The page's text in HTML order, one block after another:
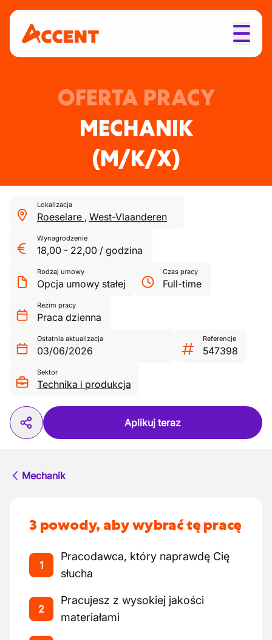
OFERTA PRACY
MECHANIK
(M/K/X)
Lokalizacja
Roeselare , West-Vlaanderen
Wynagrodzenie
18,00 - 22,00 / godzina
Rodzaj umowy
Opcja umowy stałej
Czas pracy
Full-time
Reżim pracy
Praca dzienna
Ostatnia aktualizacja
03/06/2026
Referencje
547398
Sektor
Technika i produkcja
Aplikuj teraz
Mechanik
3 powody, aby wybrać tę pracę
1
Pracodawca, który naprawdę Cię
słucha
2
Pracujesz z wysokiej jakości
materiałami